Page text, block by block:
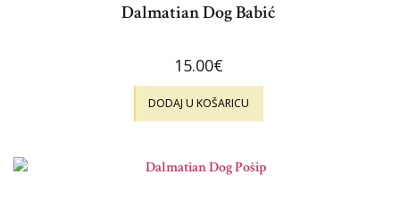
Dalmatian Dog Babić
15.00€
DODAJ U KOŠARICU